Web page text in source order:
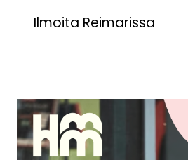
Ilmoita Reimarissa